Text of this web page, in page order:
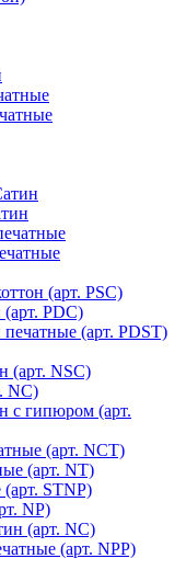
(арт. PSC)
PDC)
(арт. PDST)
(арт. NSC)
NC)
с гипюром (арт.
(арт. NCT)
(арт. NT)
STNP)
NP)
(арт. NC)
(арт. NPP)